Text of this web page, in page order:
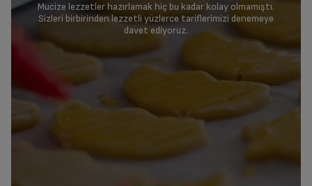
Mucize lezzetler hazırlamak hiç bu kadar kolay olmamıştı.
Sizleri birbirinden lezzetli yüzlerce tariflerimizi denemeye
davet ediyoruz.